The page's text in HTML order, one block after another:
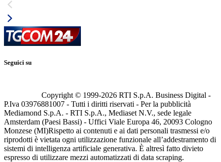
Seguici su
Copyright © 1999-2026 RTI S.p.A. Business Digital -
P.Iva 03976881007 - Tutti i diritti riservati - Per la pubblicità
Mediamond S.p.A. - RTI S.p.A., Mediaset N.V., sede legale
Amsterdam (Paesi Bassi) - Uffici Viale Europa 46, 20093 Cologno
Monzese (MI)Rispetto ai contenuti e ai dati personali trasmessi e/o
riprodotti è vietata ogni utilizzazione funzionale all’addestramento di
sistemi di intelligenza artificiale generativa. È altresì fatto divieto
espresso di utilizzare mezzi automatizzati di data scraping.